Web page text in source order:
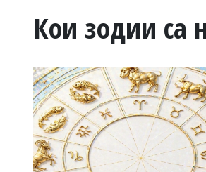
ВОЙНАТА
УКРАЙНА
СПОРТ
РАЗСЛЕДВАНЕ
БИЗНЕС
Кои зодии са